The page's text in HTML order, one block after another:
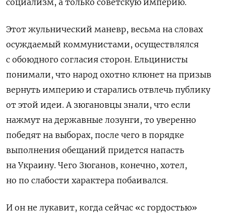
Этот жульнический маневр, весьма на словах
осуждаемый коммунистами, осуществлялся
с обоюдного согласия сторон. Ельцинисты
понимали, что народ охотно клюнет на призыв
вернуть империю и старались отвлечь публику
от этой идеи. А зюгановцы знали, что если
нажмут на державные лозунги, то уверенно
победят на выборах, после чего в порядке
выполнения обещаний придется напасть
на Украину. Чего Зюганов, конечно, хотел,
но по слабости характера побаивался.
И он не лукавит, когда сейчас «с гордостью»